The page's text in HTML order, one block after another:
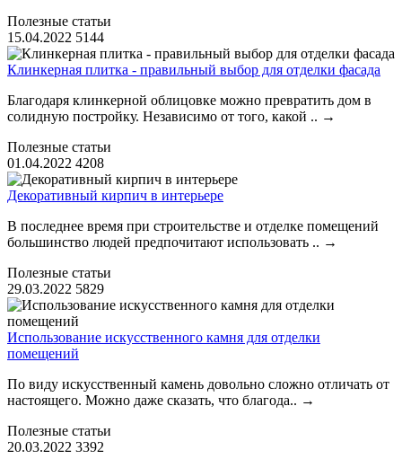
Полезные статьи
15.04.2022 5144
Клинкерная плитка - правильный выбор для отделки фасада
Благодаря клинкерной облицовке можно превратить дом в
солидную постройку. Независимо от того, какой .. →
Полезные статьи
01.04.2022 4208
Декоративный кирпич в интерьере
В последнее время при строительстве и отделке помещений
большинство людей предпочитают использовать .. →
Полезные статьи
29.03.2022 5829
Использование искусственного камня для отделки
помещений
По виду искусственный камень довольно сложно отличать от
настоящего. Можно даже сказать, что благода.. →
Полезные статьи
20.03.2022 3392